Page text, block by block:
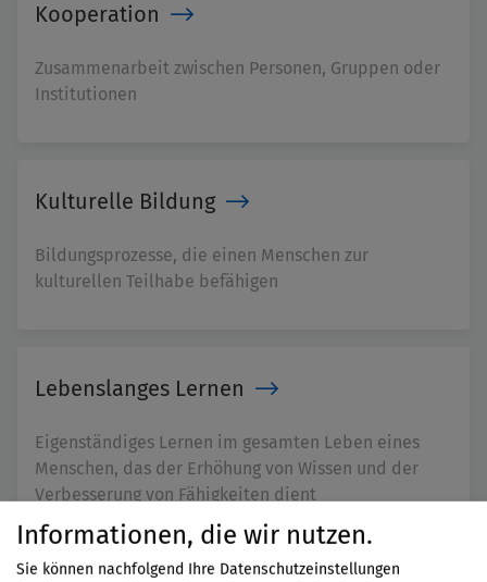
Informationen, die wir nutzen.
Sie können nachfolgend Ihre Datenschutzeinstellungen
Kooperation
Zusammenarbeit zwischen Personen, Gruppen oder
Institutionen
Kulturelle Bildung
Bildungsprozesse, die einen Menschen zur
kulturellen Teilhabe befähigen
Lebenslanges Lernen
Eigenständiges Lernen im gesamten Leben eines
Menschen, das der Erhöhung von Wissen und der
Verbesserung von Fähigkeiten dient